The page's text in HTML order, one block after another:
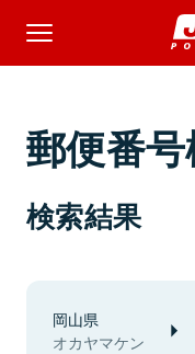
郵便番
検索結果
岡山県
オカヤマケン